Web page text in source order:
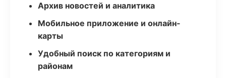
Архив новостей и аналитика
Мобильное приложение и онлайн-
карты
Удобный поиск по категориям и
районам